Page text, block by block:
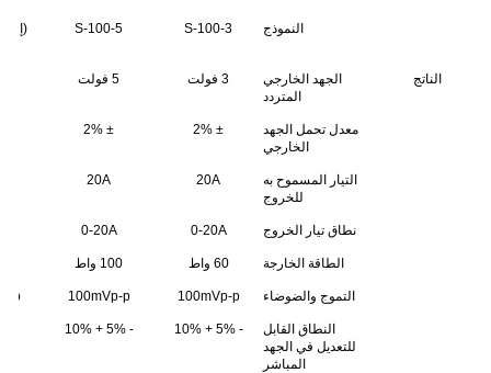
النموذج S-100-3
S-100-5 (إس-100-
الناتج
الجهد الخارجي
المتردد
3 فولت 5 فولت
معدل تحمل الجهد
الخارجي
± 2%
± 2%
التيار المسموح به
للخروج
20A
20A
نطاق تيار الخروج 0-20A
0-20A
الطاقة الخارجة 60 واط 100 واط
التموج والضوضاء 100mVp-p
100mVp-p
p
النطاق القابل
للتعديل في الجهد
المباشر
- 5% + 10%
- 5% + 10%